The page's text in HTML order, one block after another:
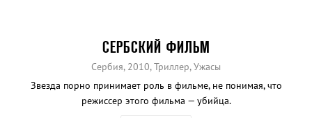
СЕРБСКИЙ ФИЛЬМ
Сербия, 2010, Триллер, Ужасы
Звезда порно принимает роль в фильме, не понимая, что
режиссер этого фильма — убийца.